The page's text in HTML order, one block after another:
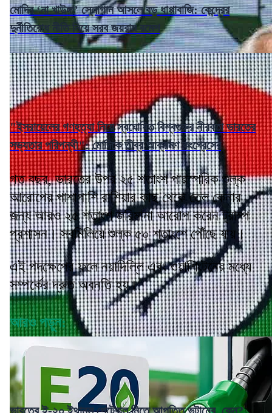
মোদির ‘না খাউঙ্গা’ স্লোগান আসলে বড় ধাপ্পাবাজি: কেন্দ্রের
দুর্নীতিরোধ নীতি নিয়ে সরব জয়রাম রমেশ
"ইসরায়েলের গণহত্যা নিয়ে স্বঘোষিত বিশ্বগুরুর নীরবতা ভারতের
সভ্যতার পরিপন্থী": মোদিকে তীব্র আক্রমণ কংগ্রেসের
গত বছর, ভারতের উপর ২৫ শতাংশ পারস্পরিক শুল্ক
আরোপের পাশাপাশি রাশিয়ার কাছ থেকে তেল কেনার
জন্য আরও ২৫ শতাংশ জরিমানা আরোপ করেন ট্রাম্প
প্রশাসন। সবমিলিয়ে শুল্ক ৫০ শতাংশে পৌঁছে যায়।
এই পদক্ষেপের ফলে নয়াদিল্লি এবং ওয়াশিংটনের মধ্যে
সম্পর্কের দ্রুত অবনতি হয়।
আরও পড়ুন: